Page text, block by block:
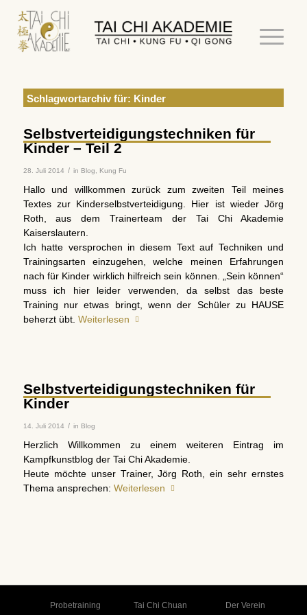
Schlagwortarchiv für: Kinder
Selbstverteidigungstechniken für
Kinder – Teil 2
28. Juli 2014 / in Blog Kung Fu
Hallo und willkommen zurück zum zweiten Teil meines
Textes zur Kinderselbstverteidigung. Hier ist wieder Jörg
Roth, aus dem Trainerteam der Tai Chi Akademie
Kaiserslautern.
Ich hatte versprochen in diesem Text auf Techniken und
Trainingsarten einzugehen, welche meinen Erfahrungen
nach für Kinder wirklich hilfreich sein können. „Sein können“
muss ich hier leider verwenden, da selbst das beste
Training nur etwas bringt, wenn der Schüler zu HAUSE
beherzt übt. Weiterlesen
Selbstverteidigungstechniken für
Kinder
14. Juli 2014 / in Blog
Herzlich Willkommen zu einem weiteren Eintrag im
Kampfkunstblog der Tai Chi Akademie.
Heute möchte unser Trainer, Jörg Roth, ein sehr ernstes
Thema ansprechen: Weiterlesen
Probetraining
Tai Chi Chuan
Der Verein